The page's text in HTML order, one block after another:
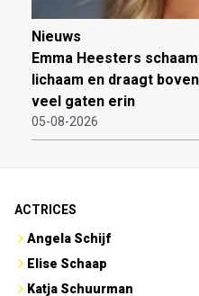
Nieuws
Emma Heesters
lichaam en draagt
veel gaten erin
05-08-2026
ACTRICES
Angela Schijf
Elise Schaap
Katja Schuurman